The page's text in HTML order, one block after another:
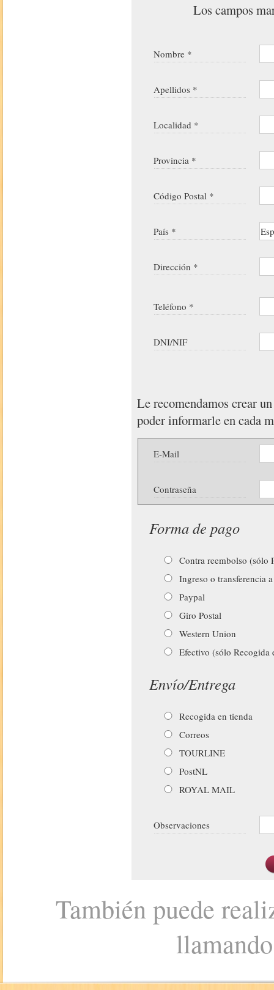
Los campos
Nombre *
Apellidos *
Localidad *
Provincia *
Código Postal *
País *
Dirección *
Teléfono *
DNI/NIF
Le recomendamos crear
poder informarle en cada
E-Mail
Contraseña
Forma de pago
Contra reembolso (sólo
Ingreso o transferencia
Paypal
Giro Postal
Western Union
Efectivo (sólo Recogida
Envío/Entrega
Recogida en tienda
Correos
TOURLINE
PostNL
ROYAL MAIL
Observaciones
También puede